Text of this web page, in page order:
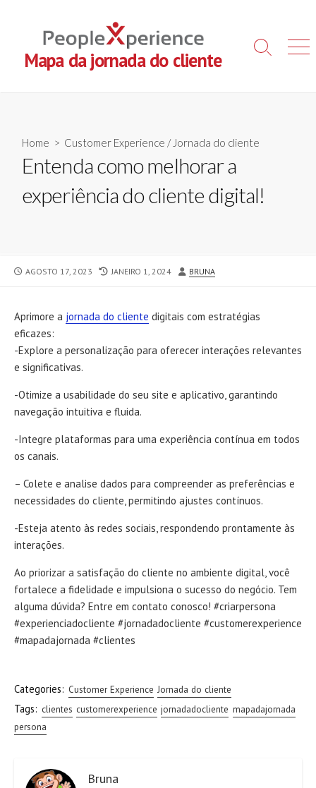
content
Mapa da jornada do cliente
Search
Home > Customer Experience / Jornada do cliente
Entenda como melhorar a
experiência do cliente digital!
PUBLISHED
AGOSTO 17, 2023
LAST
JANEIRO 1, 2024 AUTHOR
BRUNA
Aprimore a jornada do cliente digitais com estratégias
eficazes:
-Explore a personalização para oferecer interações relevantes
e significativas.
-Otimize a usabilidade do seu site e aplicativo, garantindo
navegação intuitiva e fluida.
-Integre plataformas para uma experiência contínua em todos
os canais.
– Colete e analise dados para compreender as preferências e
necessidades do cliente, permitindo ajustes contínuos.
-Esteja atento às redes sociais, respondendo prontamente às
interações.
Ao priorizar a satisfação do cliente no ambiente digital, você
fortalece a fidelidade e impulsiona o sucesso do negócio. Tem
alguma dúvida? Entre em contato conosco! #criarpersona
#experienciadocliente #jornadadocliente #customerexperience
#mapadajornada #clientes
Categories: Customer Experience Jornada do cliente
Tags: clientes customerexperience jornadadocliente mapadajornada
persona
Bruna